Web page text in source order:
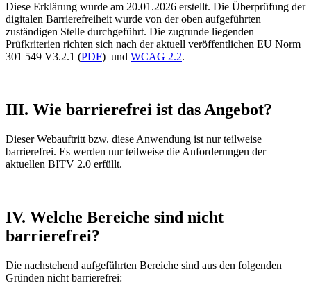
Diese Erklärung wurde am 20.01.2026 erstellt. Die Überprüfung der
digitalen Barrierefreiheit wurde von der oben aufgeführten
zuständigen Stelle durchgeführt. Die zugrunde liegenden
Prüfkriterien richten sich nach der aktuell veröffentlichen EU Norm
301 549 V3.2.1 (PDF) und WCAG 2.2.
III. Wie barrierefrei ist das Angebot?
Dieser Webauftritt bzw. diese Anwendung ist nur teilweise
barrierefrei. Es werden nur teilweise die Anforderungen der
aktuellen BITV 2.0 erfüllt.
IV. Welche Bereiche sind nicht
barrierefrei?
Die nachstehend aufgeführten Bereiche sind aus den folgenden
Gründen nicht barrierefrei: